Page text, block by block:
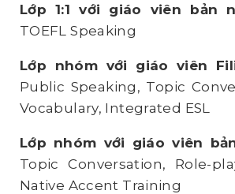
Lớp 1:1 với giáo viên bản
TOEFL Speaking
Lớp nhóm với giáo viên
Public Speaking, Topic
Vocabulary, Integrated ESL
Lớp nhóm với giáo viên
Topic Conversation, Role-
Native Accent Training